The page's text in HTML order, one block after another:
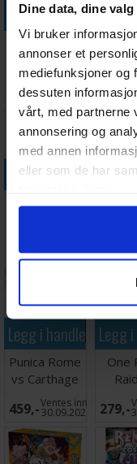
Dine data, dine valg
Vi bruker
annonser et
mediefunksjoner og
dessuten
vårt, med partnerne
annonsering og
med annen
eller som de har
Googles
Legg i handlekurven
Legions
Kortspill
295,- Antall på
lager:1
Legg i
ZU
Fruits
629,-
Legg i handlekurven
Mindbug x
354,- lager:2
Legg
Lord
798,-
Legg i handlekurven
Punica Rome
vs Carthage
Brettspill
459,-Ventes inn
30.09.2026
Legg
One
279,-